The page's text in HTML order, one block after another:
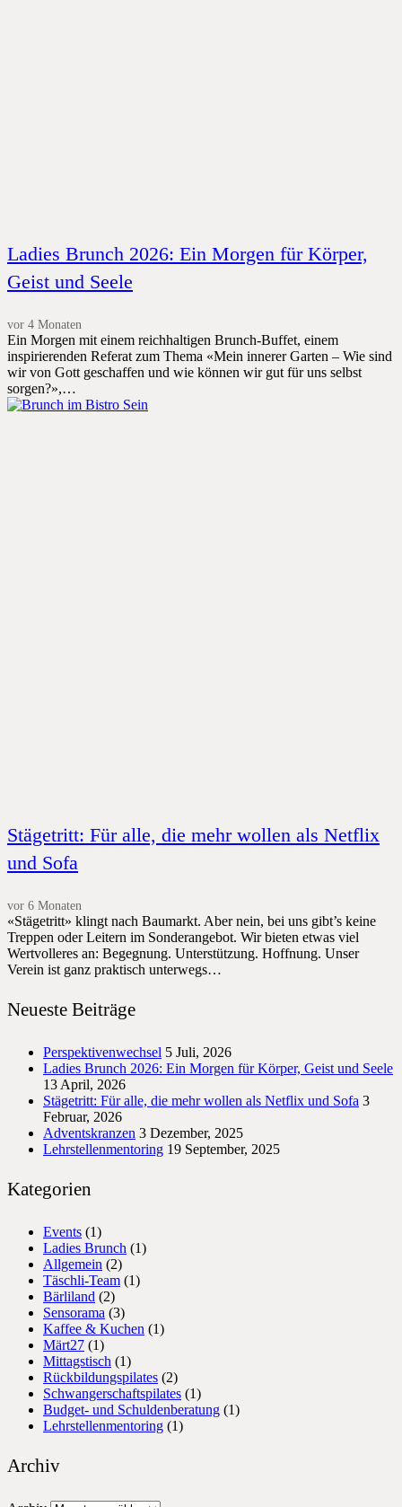
Ladies Brunch 2026: Ein Morgen für Körper,
Geist und Seele
vor 4 Monaten
Ein Morgen mit einem reichhaltigen Brunch-Buffet, einem
inspirierenden Referat zum Thema «Mein innerer Garten – Wie sind
wir von Gott geschaffen und wie können wir gut für uns selbst
sorgen?»,…
Stägetritt: Für alle, die mehr wollen als Netflix
und Sofa
vor 6 Monaten
«Stägetritt» klingt nach Baumarkt. Aber nein, bei uns gibt’s keine
Treppen oder Leitern im Sonderangebot. Wir bieten etwas viel
Wertvolleres an: Begegnung. Unterstützung. Hoffnung. Unser
Verein ist ganz praktisch unterwegs…
Neueste Beiträge
Perspektivenwechsel 5 Juli, 2026
Ladies Brunch 2026: Ein Morgen für Körper, Geist und Seele
13 April, 2026
Stägetritt: Für alle, die mehr wollen als Netflix und Sofa 3
Februar, 2026
Adventskranzen 3 Dezember, 2025
Lehrstellenmentoring 19 September, 2025
Kategorien
Events (1)
Ladies Brunch (1)
Allgemein (2)
Täschli-Team (1)
Bärliland (2)
Sensorama (3)
Kaffee & Kuchen (1)
Märt27 (1)
Mittagstisch (1)
Rückbildungspilates (2)
Schwangerschaftspilates (1)
Budget- und Schuldenberatung (1)
Lehrstellenmentoring (1)
Archiv